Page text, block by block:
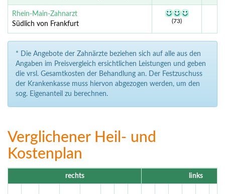
Rhein-Main-Zahnarzt
Südlich von Frankfurt
(73)
* Die Angebote der Zahnärzte beziehen sich auf alle aus den
Angaben im Preisvergleich ersichtlichen Leistungen und geben
die vrsl. Gesamtkosten der Behandlung an. Der Festzuschuss
der Krankenkasse muss hiervon abgezogen werden, um den
sog. Eigenanteil zu berechnen.
Verglichener Heil- und
Kostenplan
rechts links